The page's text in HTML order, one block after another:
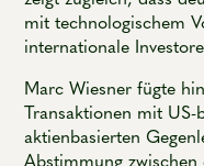
mit technologischem
internationale
Marc Wiesner fügte
Transaktionen mit
aktienbasierten
Abstimmung